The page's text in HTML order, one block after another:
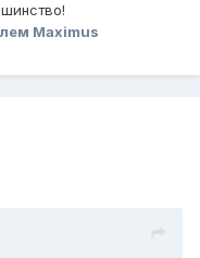
Maximus